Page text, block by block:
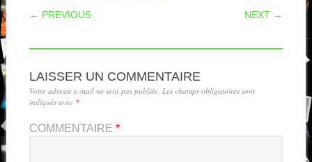
POST NAVIGATION
← PREVIOUS NEXT →
LAISSER UN COMMENTAIRE
Votre adresse e-mail ne sera pas publiée. Les champs obligatoires sont
indiqués avec *
COMMENTAIRE *